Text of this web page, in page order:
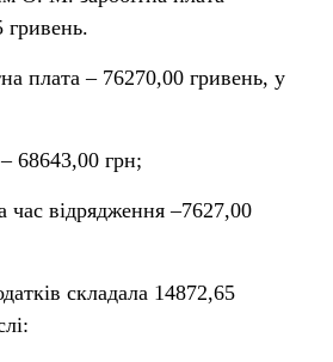
гривень.
плата – 76270,00 гривень, у
68643,00 грн;
час відрядження –7627,00
складала 14872,65